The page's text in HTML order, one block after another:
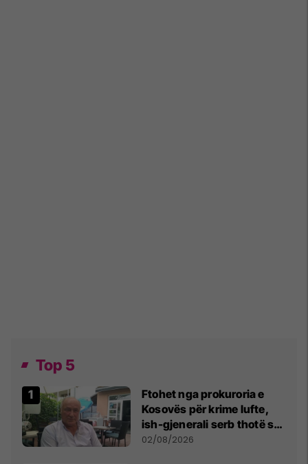
Top 5
Ftohet nga prokuroria e
Kosovës për krime lufte,
ish-gjenerali serb thotë se
dikush e tradhtoi në
02/08/2026